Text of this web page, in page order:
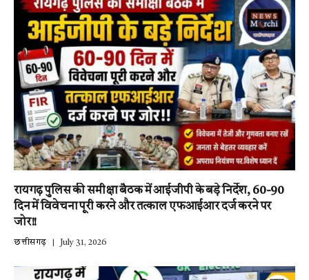
रायगढ़ पुलिस की समीक्षा बैठक में आईजीपी के बड़े निर्देश, 60-90
दिन में विवेचना पूरी करने और तत्काल एफआईआर दर्ज करने पर
जोर!!
छत्तीसगढ़ July 31, 2026